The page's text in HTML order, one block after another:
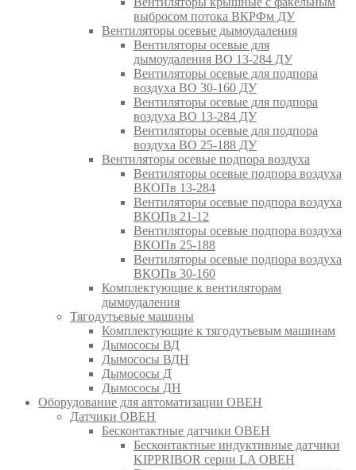
выбросом потока ВКРФм ДУ
Вентиляторы осевые дымоудаления
Вентиляторы осевые для
дымоудаления ВО 13-284 ДУ
Вентиляторы осевые для подпора
воздуха ВО 30-160 ДУ
Вентиляторы осевые для подпора
воздуха ВО 13-284 ДУ
Вентиляторы осевые для подпора
воздуха ВО 25-188 ДУ
Вентиляторы осевые подпора воздуха
Вентиляторы осевые подпора воздуха
ВКОПв 13-284
Вентиляторы осевые подпора воздуха
ВКОПв 21-12
Вентиляторы осевые подпора воздуха
ВКОПв 25-188
Вентиляторы осевые подпора воздуха
ВКОПв 30-160
Комплектующие к вентиляторам
дымоудаления
Тягодутьевые машины
Комплектующие к тягодутьевым машинам
Дымососы ВД
Дымососы ВДН
Дымососы Д
Дымососы ДН
Оборудование для автоматизации ОВЕН
Датчики ОВЕН
Бесконтактные датчики ОВЕН
Бесконтактные индуктивные датчики
KIPPRIBOR серии LA ОВЕН